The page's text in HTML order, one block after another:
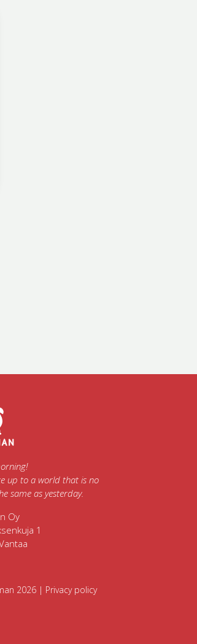
up to a world that is no
same as yesterday.
Oy
1
2026 | Privacy policy